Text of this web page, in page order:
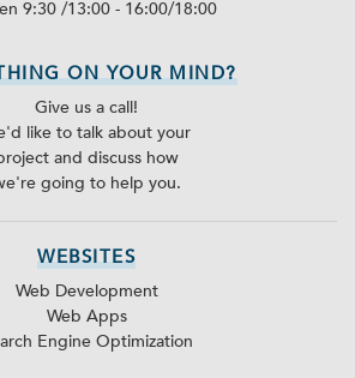
9:30 /13:00 - 16:00/18:00
ON YOUR MIND?
Give us a call!
like to talk about your
and discuss how
going to help you.
WEBSITES
Web Development
Web Apps
Engine Optimization